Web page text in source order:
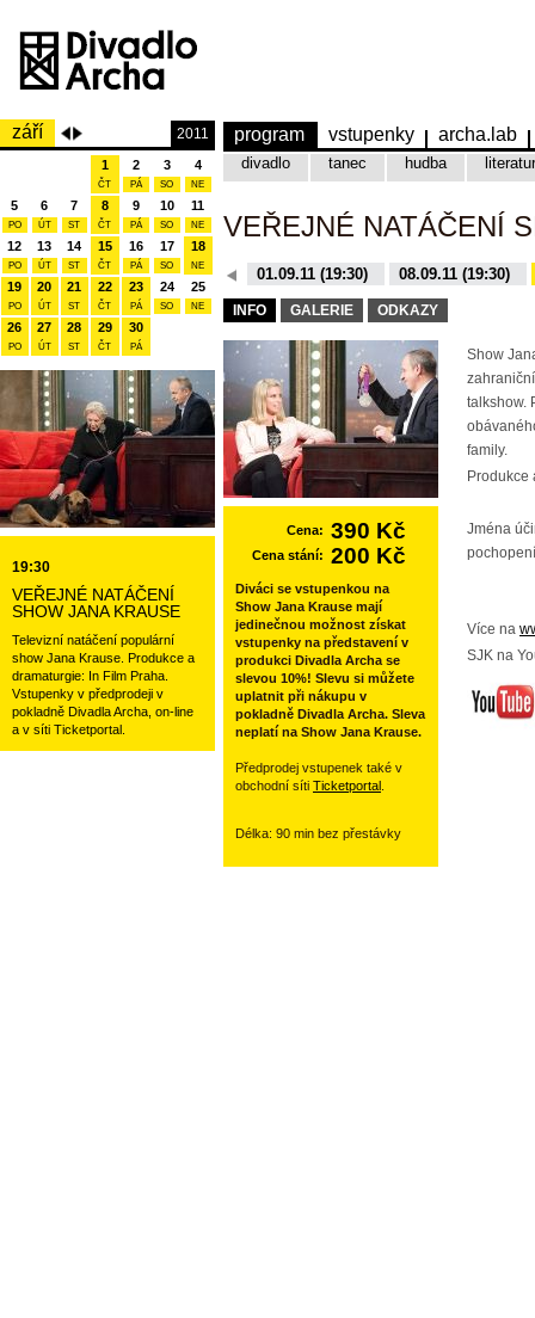
září 2011
1
ČT
2
PÁ
3
SO
4
NE
5
PO
6
ÚT
7
ST
8
ČT
9
PÁ
10
SO
11
NE
12
PO
13
ÚT
14
ST
15
ČT
16
PÁ
17
SO
18
NE
19
PO
20
ÚT
21
ST
22
ČT
23
PÁ
24
SO
25
NE
26
PO
27
ÚT
28
ST
29
ČT
30
PÁ
19:30
VEŘEJNÉ NATÁČENÍ
SHOW JANA KRAUSE
Televizní natáčení populární
show Jana Krause. Produkce a
dramaturgie: In Film Praha.
Vstupenky v předprodeji v
pokladně Divadla Archa, on-line
a v síti Ticketportal.
program vstupenky archa.lab
divadlo tanec hudba
VEŘEJNÉ NATÁČENÍ
08.12.15 (19:30) 01.09.11 (19:30)
08.09.11 (19:30)
10.11.15 (19:30)
16.11.15 (19:30)
INFO GALERIE ODKAZY
Show
talkshow.
family.
Produkce
Jména
Více na
SJK na
Cena: 390 Kč
Cena stání: 200 Kč
Diváci se vstupenkou na
Show Jana Krause mají
jedinečnou možnost získat
vstupenky na představení v
produkci Divadla Archa se
slevou 10%! Slevu si můžete
uplatnit při nákupu v
pokladně Divadla Archa. Sleva
neplatí na Show Jana Krause.
Předprodej vstupenek také v
obchodní síti Ticketportal
Délka: 90 min bez přestávky